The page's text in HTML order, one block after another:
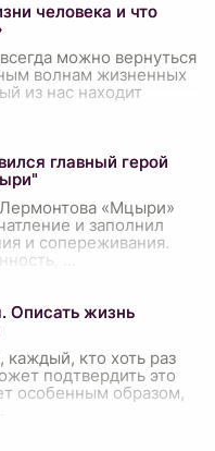
человека и что
можно вернуться
волнам жизненных
из нас находит
главный герой
«Мцыри»
и заполнил
и сопереживания.
Описать жизнь
кто хоть раз
подтвердить это
особенным образом,